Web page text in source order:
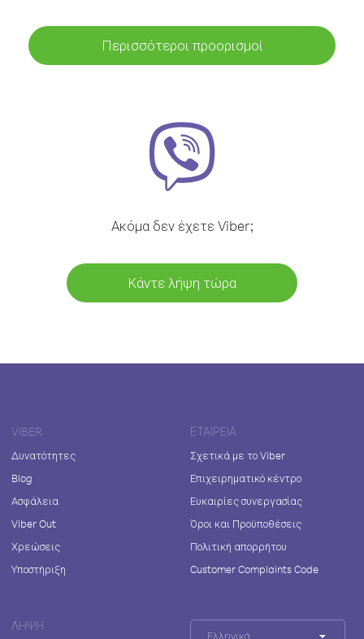
Περισσότεροι προορισμοί
Ακόμα δεν έχετε Viber;
Κάντε λήψη τώρα
VIBER
Δυνατότητες
Blog
Ασφάλεια
Viber Out
Χρεώσεις
Υποστήριξη
ΕΤΑΙΡΕΊΑ
Σχετικά με το Viber
Επιχειρηματικό κέντρο
Ευκαιρίες συνεργασίας
Όροι και Προϋποθέσεις
Πολιτική απορρήτου
Customer Complaints Code
ΛΉΨΗ
Ελληνικά